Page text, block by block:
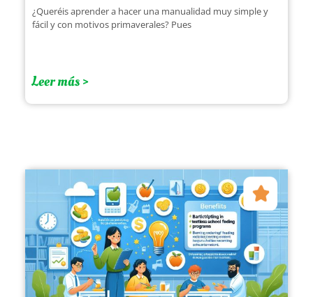
¿Queréis aprender a hacer una manualidad muy simple y
fácil y con motivos primaverales? Pues
Leer más >